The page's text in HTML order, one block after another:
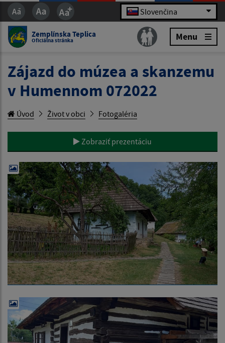
Slovenčina
Zemplínska Teplica
Oficiálna stránka Menu
Zájazd do múzea a skanzemu
v Humennom 072022
Úvod Život v obci Fotogaléria
Zobraziť prezentáciu